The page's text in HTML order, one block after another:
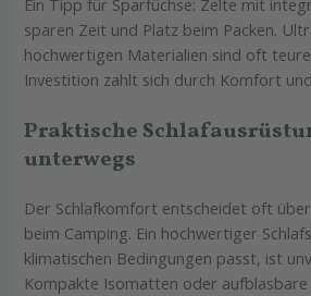
Ein Tipp für Sparfüchse: Zelte mit
sparen Zeit und Platz beim Packen.
hochwertigen Materialien sind oft
Investition zahlt sich durch Komfort
Praktische
unterwegs
Der Schlafkomfort entscheidet oft
beim Camping. Ein hochwertiger
klimatischen Bedingungen passt, ist
Kompakte Isomatten oder